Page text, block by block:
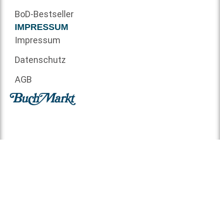
BoD-Bestseller
IMPRESSUM
Impressum
Datenschutz
AGB